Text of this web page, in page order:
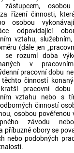
zástupcem, osobou
řízení činnosti,
osobou
odpovídající
vztahu,
(dále jen
se rozumí doba
v
pracovní dobu
činností
pracovní
vztahu nebo s
činností
osobou pověřenou
závodu
příbuzné obory se
nebo podobných